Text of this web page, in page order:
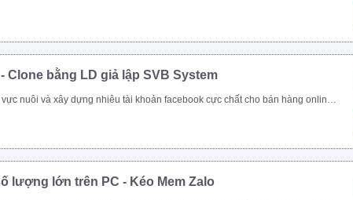
Clone bằng LD giả lập SVB System
1 nick trên 1 điện thoại ảo riêng biệt Đăng bài, comment tự động lên các hội nhóm Quản lí bạn bè tự động Tự động tham gia nhóm Thiết lập tương tác nick tự động Seeding video livestream bán hàng online Tăng view, tăng mắt xem, comment, chia sẻ livestream Nhắn tin đến khách hàng tiềm năng tự động
lượng lớn trên PC - Kéo Mem Zalo